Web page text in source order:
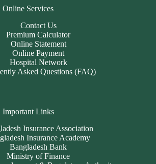
Online Services
Contact Us
Premium Calculator
Online Statement
Online Payment
Hospital Network
Asked Questions (FAQ)
Important Links
Insurance Association
Insurance Academy
Bangladesh Bank
Ministry of Finance